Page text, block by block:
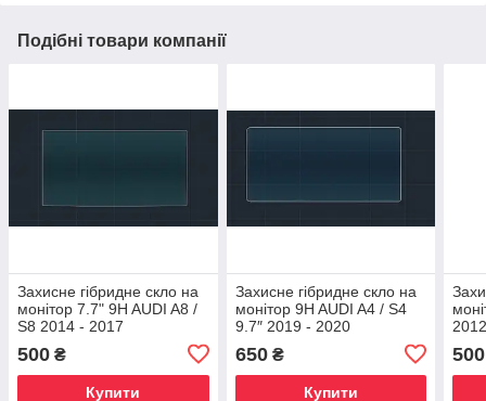
Подібні товари компанії
Захисне гібридне скло на
монітор 7.7" 9H AUDI A8 /
S8 2014 - 2017
500 ₴
Купити
Захисне гібридне скло на
монітор 9H AUDI A4 / S4
9.7″ 2019 - 2020
650₴
Купити
500